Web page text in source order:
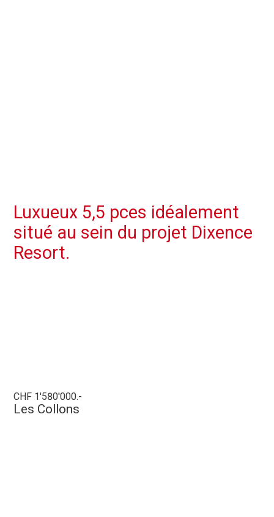
Luxueux 5,5 pces idéalement
situé au sein du projet Dixence
Resort.
CHF 1'580'000.-
Les Collons